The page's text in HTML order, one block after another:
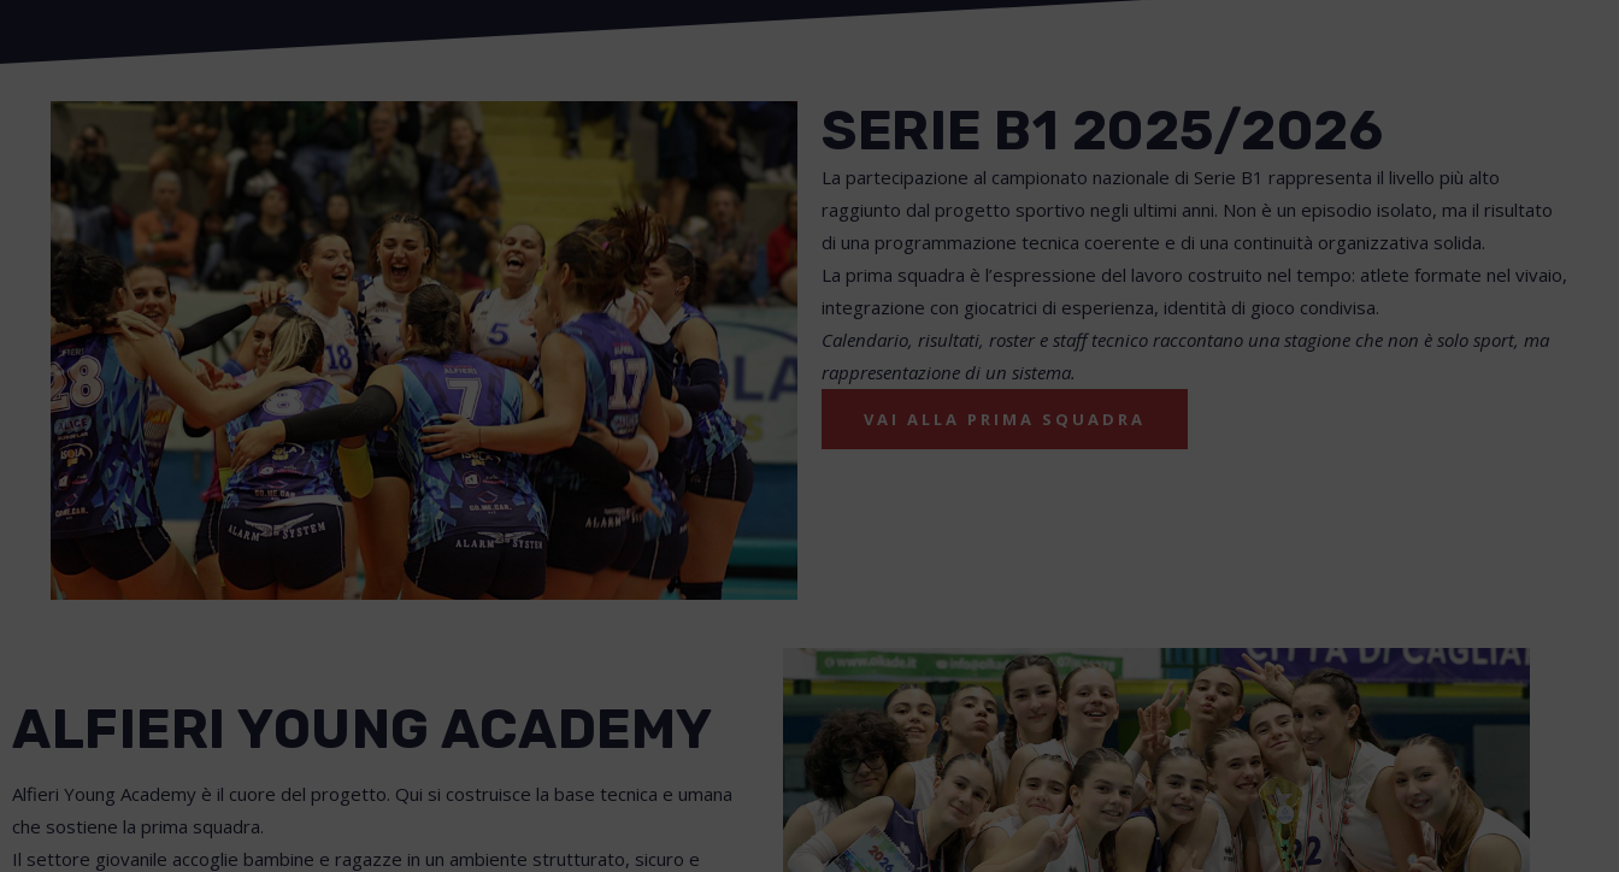
SERIE B1 2025/2026
La partecipazione al campionato nazionale di Serie B1 rappresenta il livello più alto
raggiunto dal progetto sportivo negli ultimi anni. Non è un episodio isolato, ma il risultato
di una programmazione tecnica coerente e di una continuità organizzativa solida.
La prima squadra è l’espressione del lavoro costruito nel tempo: atlete formate nel vivaio,
integrazione con giocatrici di esperienza, identità di gioco condivisa.
Calendario, risultati, roster e staff tecnico raccontano una stagione che non è solo sport, ma
rappresentazione di un sistema.
VAI ALLA PRIMA SQUADRA
ALFIERI YOUNG ACADEMY
Alfieri Young Academy è il cuore del progetto. Qui si costruisce la base tecnica e umana
che sostiene la prima squadra.
Il settore giovanile accoglie bambine e ragazze in un ambiente strutturato, sicuro e